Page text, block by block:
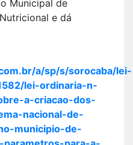
Municipal de
e dá
a/sp/s/sorocaba/lei-
lei-ordinaria-n-
a-criacao-dos-
nacional-de-
municipio-de-